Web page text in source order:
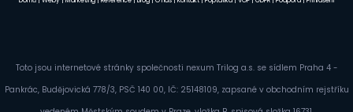
Toto jsou internetové stránky společnosti nexum Trilog a.s. se sídlem Praha 4 -
Pankrác, Budějovická 778/3, PSČ 140 00, IČ: 25148109, zapsané v obchodním rejstříku